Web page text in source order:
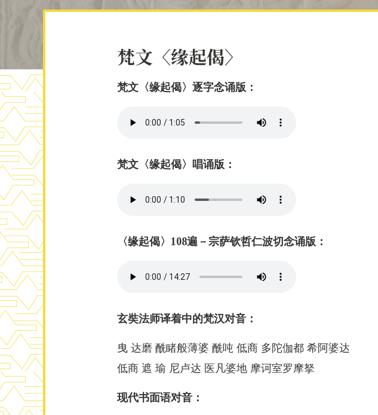
梵文〈缘起偈〉
梵文〈缘起偈〉逐字念诵版：
梵文〈缘起偈〉唱诵版：
〈缘起偈〉108遍－宗萨钦哲仁波切念诵版：
玄奘法师译着中的梵汉对音：
曳 达磨 酰睹般薄婆 酰吨 低商 多陀伽都 希阿婆达
低商 遮 瑜 尼卢达 医凡婆地 摩诃室罗摩拏
现代书面语对音：